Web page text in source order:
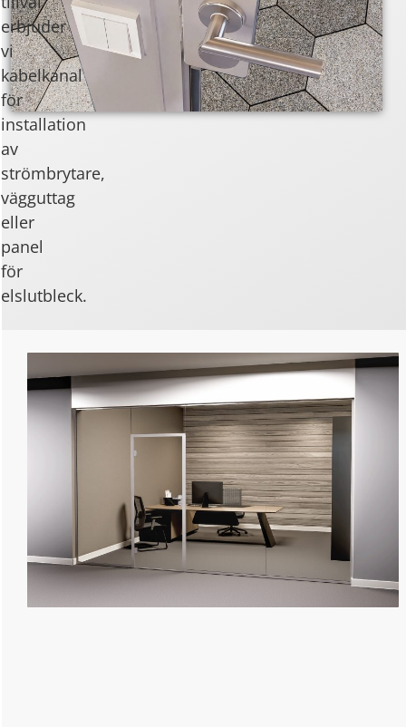
erbjuder
vi
kabelkanal
för
installation
av
strömbrytare,
vägguttag
eller
panel
för
elslutbleck.